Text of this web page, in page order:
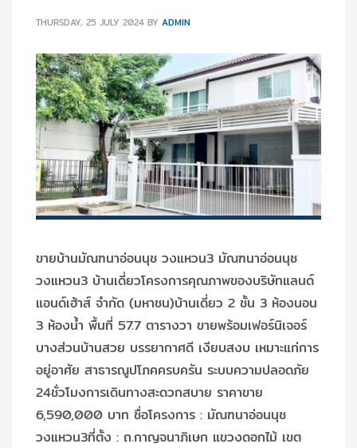
THURSDAY, 25 JULY 2024 BY ADMIN
ขายบ้านมัณฑนาอ่อนนุช วงแหวน3 มัณฑนาอ่อนนุช
วงแหวน3 บ้านเดี่ยวโครงการคุณภาพของบริษัทแลนด์
แอนด์เฮ้าส์ จำกัด (มหาชน)บ้านเดี่ยว 2 ชั้น 3 ห้องนอน
3 ห้องน้ำ พื้นที่ 57.7 ตารางวา ขายพร้อมเฟอร์นิเจอร์
บางส่วนบ้านสวย บรรยากาศดี เงียบสงบ เหมาะแก่การ
อยู่อาศัย สาธารณูปโภคครบครัน ระบบความปลอดภัย
24ชั่วโมงการเดินทางสะดวกสบาย ราคาขาย
6,590,000 บาท ชื่อโครงการ : มัณฑนาอ่อนนุช
วงแหวน3ที่ตั้ง : ถ.กาญจนาภิเษก แขวงดอกไม้ เขต